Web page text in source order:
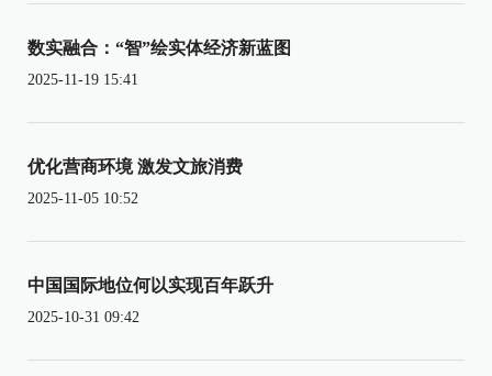
数实融合：“智”绘实体经济新蓝图
2025-11-19 15:41
优化营商环境 激发文旅消费
2025-11-05 10:52
中国国际地位何以实现百年跃升
2025-10-31 09:42